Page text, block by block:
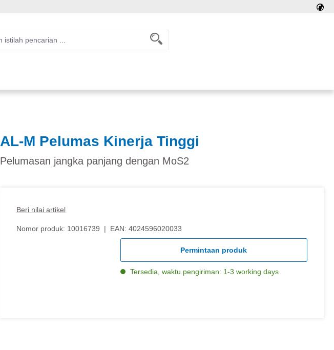
AL-M Pelumas Kinerja Tinggi
Pelumasan jangka panjang dengan MoS2
Beri nilai artikel
Nomor produk: 10016739 | EAN: 4024596020033
Permintaan produk
Tersedia, waktu pengiriman: 1-3 working days